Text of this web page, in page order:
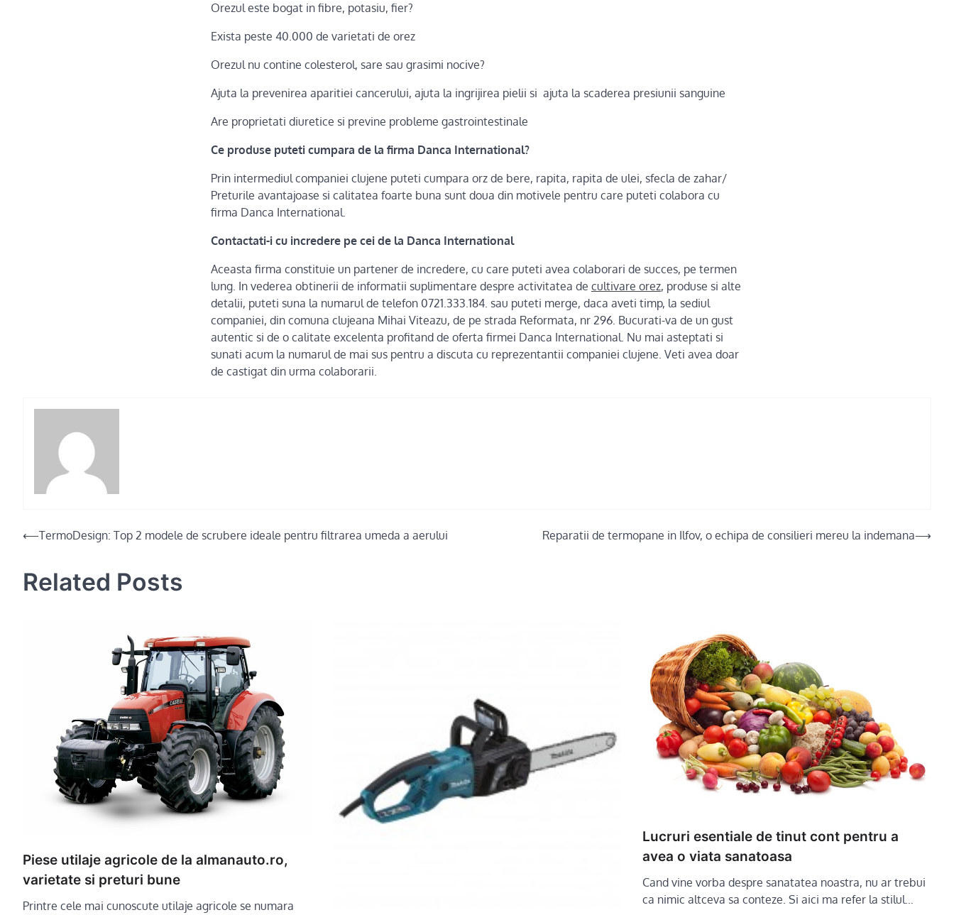
Orezul este bogat in fibre, potasiu, fier?
Exista peste 40.000 de varietati de orez
Orezul nu contine colesterol, sare sau grasimi nocive?
Ajuta la prevenirea aparitiei cancerului, ajuta la ingrijirea pielii si ajuta la scaderea presiunii sanguine
Are proprietati diuretice si previne probleme gastrointestinale
Ce produse puteti cumpara de la firma Danca International?
Prin intermediul companiei clujene puteti cumpara orz de bere, rapita, rapita de ulei, sfecla de zahar/
Preturile avantajoase si calitatea foarte buna sunt doua din motivele pentru care puteti colabora cu
firma Danca International.
Contactati-i cu incredere pe cei de la Danca International
Aceasta firma constituie un partener de incredere, cu care puteti avea colaborari de succes, pe termen
lung. In vederea obtinerii de informatii suplimentare despre activitatea de cultivare orez, produse si alte
detalii, puteti suna la numarul de telefon 0721.333.184. sau puteti merge, daca aveti timp, la sediul
companiei, din comuna clujeana Mihai Viteazu, de pe strada Reformata, nr 296. Bucurati-va de un gust
autentic si de o calitate excelenta profitand de oferta firmei Danca International. Nu mai asteptati si
sunati acum la numarul de mai sus pentru a discuta cu reprezentantii companiei clujene. Veti avea doar
de castigat din urma colaborarii.
Post
⟵TermoDesign: Top 2 modele de scrubere ideale pentru filtrarea umeda a aerului Reparatii de termopane in Ilfov, o echipa de consilieri mereu la indemana⟶
Related Posts
Piese utilaje agricole de la almanauto.ro,
varietate si preturi bune
Printre cele mai cunoscute utilaje agricole se numara
Lucruri esentiale de tinut cont pentru a
avea o viata sanatoasa
Cand vine vorba despre sanatatea noastra, nu ar trebui
ca nimic altceva sa conteze. Si aici ma refer la stilul…